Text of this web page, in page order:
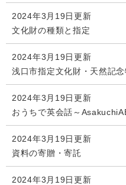
2024年3月19日更新
文化財の種類と指定
2024年3月19日更新
浅口市指定文化財・天然記念
2024年3月19日更新
おうちで英会話～
2024年3月19日更新
資料の寄贈・寄託
2024年3月19日更新